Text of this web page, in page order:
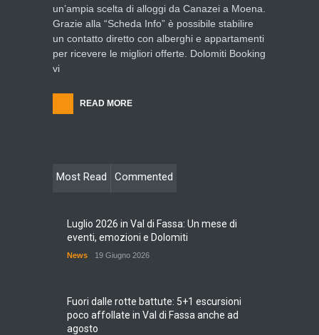
un’ampia scelta di alloggi da Canazei a Moena.
Grazie alla “Scheda Info” è possibile stabilire
un contatto diretto con alberghi e appartamenti
per ricevere le migliori offerte. Dolomiti Booking
vi
READ MORE
Most Read Commented
Luglio 2026 in Val di Fassa: Un mese di
eventi, emozioni e Dolomiti
News 19 Giugno 2026
Fuori dalle rotte battute: 5+1 escursioni
poco affollate in Val di Fassa anche ad
agosto